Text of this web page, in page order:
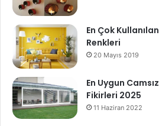
En Çok
Renkleri
20 Mayıs 2019
En Uygun
Fikirleri 2025
11 Haziran 2022